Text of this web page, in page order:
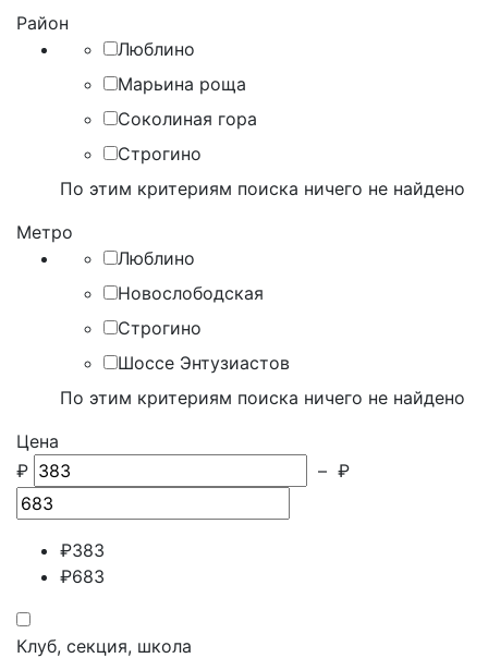
Район
Люблино
Марьина роща
Соколиная гора
Строгино
По этим критериям поиска ничего не найдено
Метро
Люблино
Новослободская
Строгино
Шоссе Энтузиастов
По этим критериям поиска ничего не найдено
Цена
₽
– ₽
₽383
₽683
Клуб, секция, школа